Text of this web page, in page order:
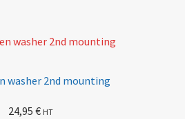
washer 2nd mounting
24,95 € HT